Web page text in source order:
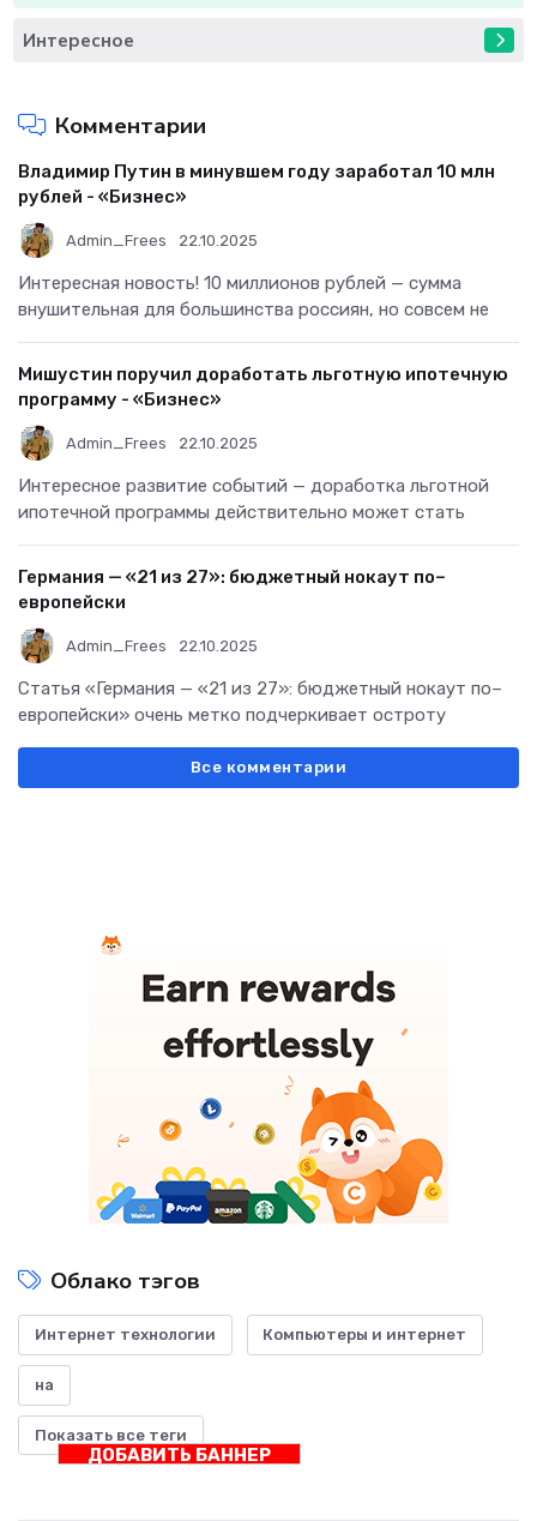
Интересное
Комментарии
Владимир Путин в минувшем году заработал 10 млн
рублей - «Бизнес»
Admin_Frees 22.10.2025
Интересная новость! 10 миллионов рублей — сумма
внушительная для большинства россиян, но совсем не
Мишустин поручил доработать льготную ипотечную
программу - «Бизнес»
Admin_Frees 22.10.2025
Интересное развитие событий — доработка льготной
ипотечной программы действительно может стать
Германия — «21 из 27»: бюджетный нокаут по–
европейски
Admin_Frees 22.10.2025
Статья «Германия — «21 из 27»: бюджетный нокаут по–
европейски» очень метко подчеркивает остроту
Все комментарии
Облако тэгов
Интернет технологии Компьютеры и интернет
на
Показать все теги
ДОБАВИТЬ БАННЕР